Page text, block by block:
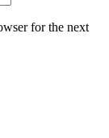
for the next